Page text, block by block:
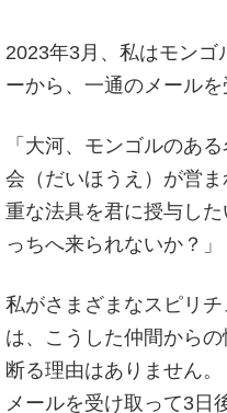
2023年3月、私はモンゴ
ーから、一通のメールを
「大河、モンゴルのあ
会（だいほうえ）が営
重な法具を君に授与し
っちへ来られないか？」
私がさまざまなスピリ
は、こうした仲間からの
断る理由はありません。
メールを受け取って3日